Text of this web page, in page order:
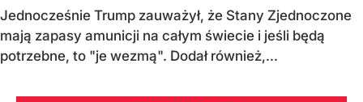
Jednocześnie Trump zauważył, że Stany Zjednoczone
mają zapasy amunicji na całym świecie i jeśli będą
potrzebne, to "je wezmą". Dodał również,...